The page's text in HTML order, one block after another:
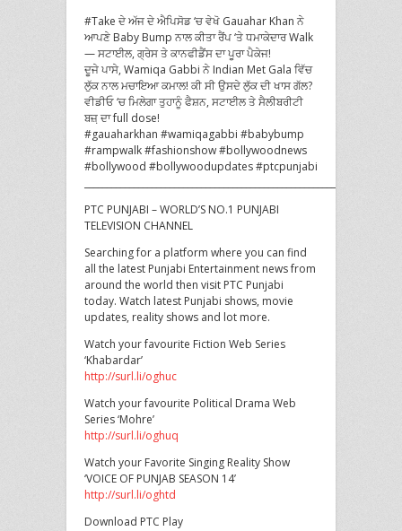
#Take ਦੇ ਅੱਜ ਦੇ ਐਪਿਸੋਡ ‘ਚ ਵੇਖੋ Gauahar Khan ਨੇ
ਆਪਣੇ Baby Bump ਨਾਲ ਕੀਤਾ ਰੈਂਪ ‘ਤੇ ਧਮਾਕੇਦਾਰ Walk
— ਸਟਾਈਲ, ਗ੍ਰੇਸ ਤੇ ਕਾਨਫੀਡੈਂਸ ਦਾ ਪੂਰਾ ਪੈਕੇਜ!
ਦੂਜੇ ਪਾਸੇ, Wamiqa Gabbi ਨੇ Indian Met Gala ਵਿੱਚ
ਲੁੱਕ ਨਾਲ ਮਚਾਇਆ ਕਮਾਲ! ਕੀ ਸੀ ਉਸਦੇ ਲੁੱਕ ਦੀ ਖਾਸ ਗੱਲ?
ਵੀਡੀਓ ‘ਚ ਮਿਲੇਗਾ ਤੁਹਾਨੂੰ ਫੈਸ਼ਨ, ਸਟਾਈਲ ਤੇ ਸੈਲੀਬਰੀਟੀ
ਬਜ਼਼ ਦਾ full dose!
#gauaharkhan #wamiqagabbi #babybump
#rampwalk #fashionshow #bollywoodnews
#bollywood #bollywoodupdates #ptcpunjabi
PTC PUNJABI – WORLD’S NO.1 PUNJABI
TELEVISION CHANNEL
Searching for a platform where you can find
all the latest Punjabi Entertainment news from
around the world then visit PTC Punjabi
today. Watch latest Punjabi shows, movie
updates, reality shows and lot more.
Watch your favourite Fiction Web Series
‘Khabardar’
http://surl.li/oghuc
Watch your favourite Political Drama Web
Series ‘Mohre’
http://surl.li/oghuq
Watch your Favorite Singing Reality Show
‘VOICE OF PUNJAB SEASON 14’
http://surl.li/oghtd
Download PTC Play